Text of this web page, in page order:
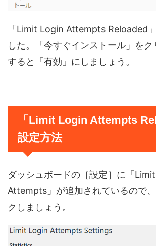
「Limit Login Attempts Reloaded
した。「今すぐインストール」を
すると「有効」にしましょう。
「Limit Login Attempts
設定方法
ダッシュボードの［設定］に「
Attempts」が追加されているので
クしましょう。